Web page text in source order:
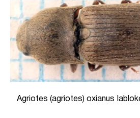
Agriotes (agriotes) oxianus